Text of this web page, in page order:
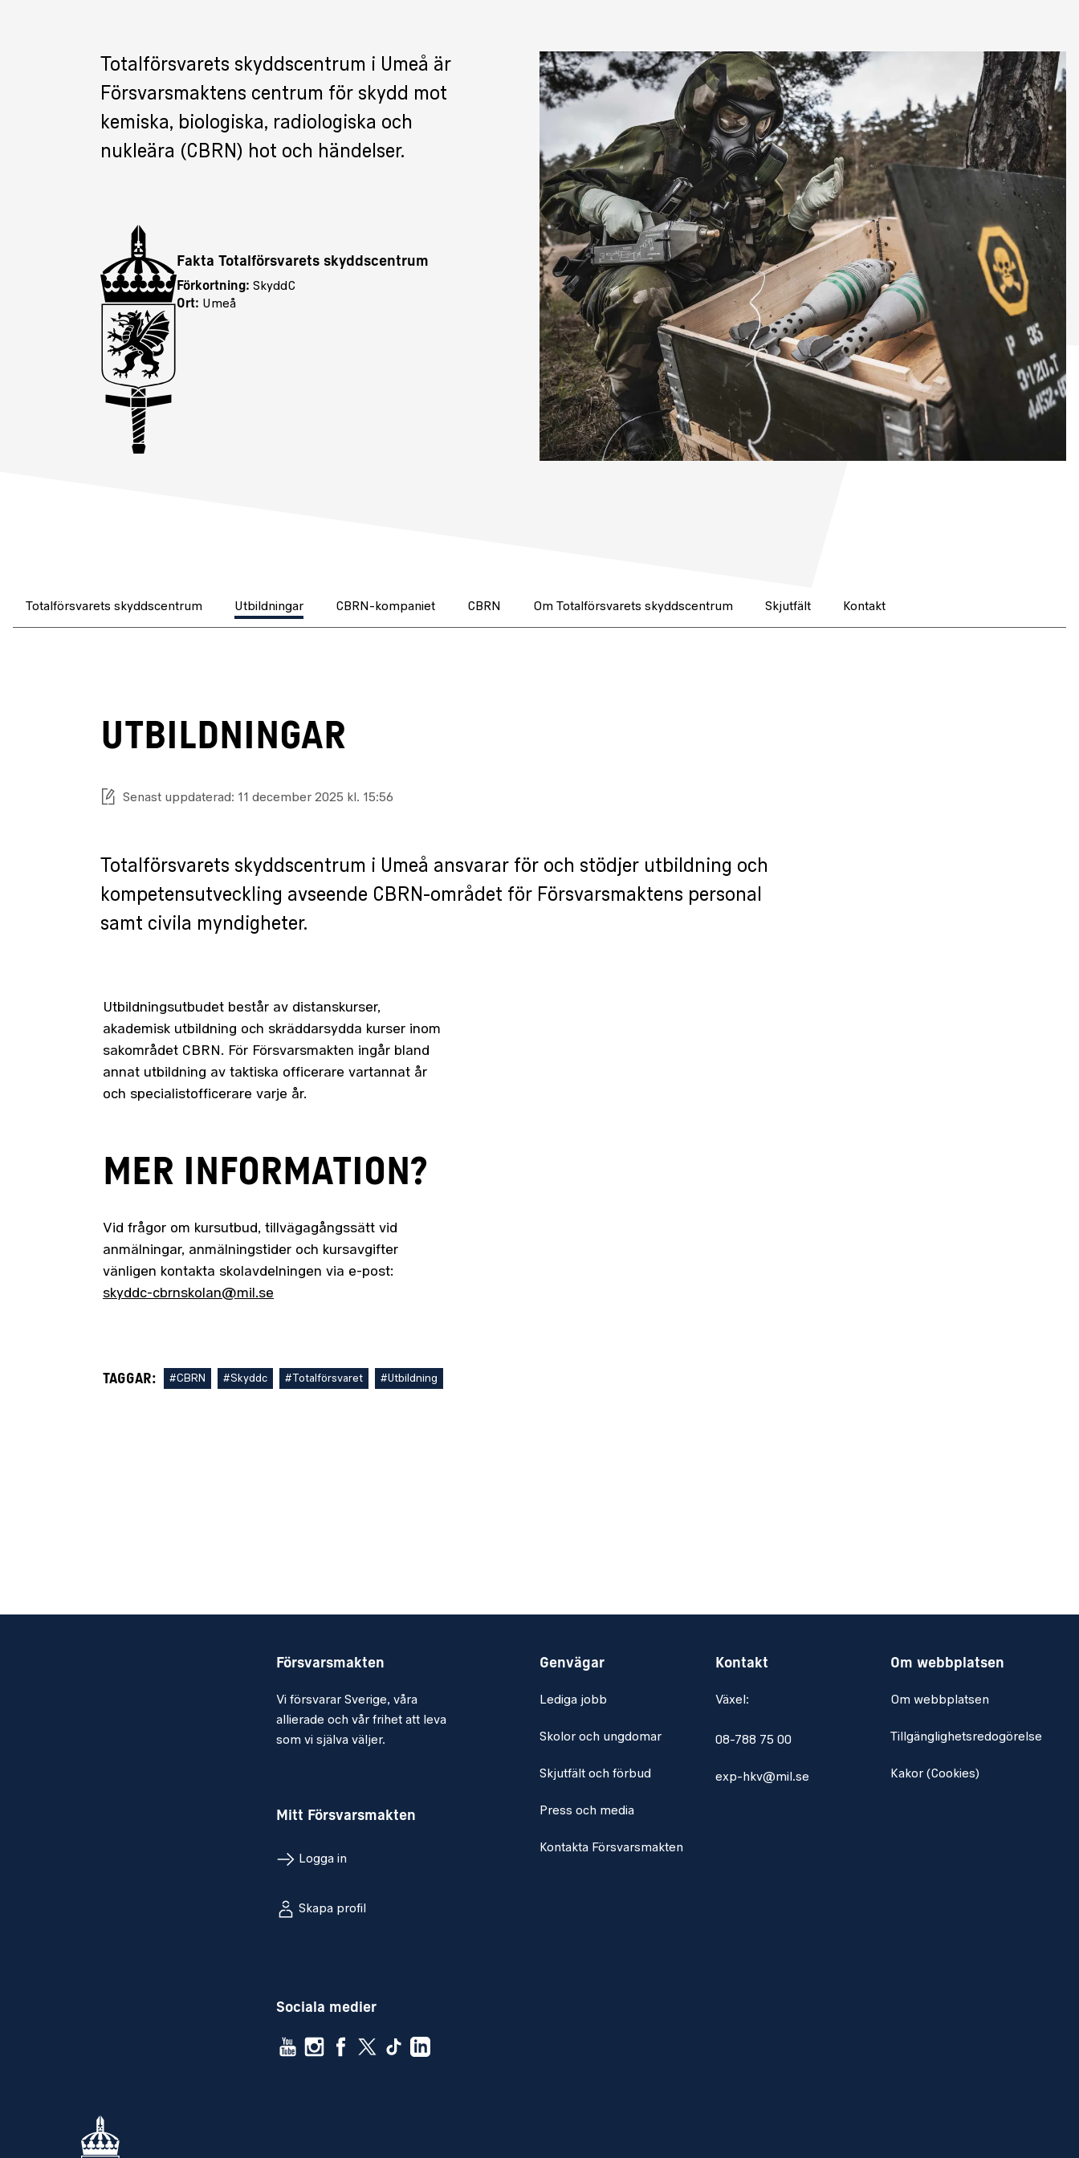
Totalförsvarets skyddscentrum i Umeå är
Försvarsmaktens centrum för skydd mot
kemiska, biologiska, radiologiska och
nukleära (CBRN) hot och händelser.
Fakta Totalförsvarets skyddscentrum
Förkortning: SkyddC
Ort: Umeå
Totalförsvarets skyddscentrum Utbildningar CBRN-kompaniet CBRN Om Totalförsvarets skyddscentrum Skjutfält Kontakt
UTBILDNINGAR
Senast uppdaterad: 11 december 2025 kl. 15:56
Totalförsvarets skyddscentrum i Umeå ansvarar för och stödjer utbildning och
kompetensutveckling avseende CBRN-området för Försvarsmaktens personal
samt civila myndigheter.
Utbildningsutbudet består av distanskurser,
akademisk utbildning och skräddarsydda kurser inom
sakområdet CBRN. För Försvarsmakten ingår bland
annat utbildning av taktiska officerare vartannat år
och specialistofficerare varje år.
MER INFORMATION?
Vid frågor om kursutbud, tillvägagångssätt vid
anmälningar, anmälningstider och kursavgifter
vänligen kontakta skolavdelningen via e-post:
skyddc-cbrnskolan@mil.se
TAGGAR: #CBRN #Skyddc #Totalförsvaret #Utbildning
Försvarsmakten
Vi försvarar Sverige, våra
allierade och vår frihet att leva
som vi själva väljer.
Mitt Försvarsmakten
Logga in
Skapa profil
Sociala medier
Genvägar
Lediga jobb
Skolor och ungdomar
Skjutfält och förbud
Press och media
Kontakta Försvarsmakten
Kontakt
Växel:
08-788 75 00
exp-hkv@mil.se
Om webbplatsen
Om webbplatsen
Tillgänglighetsredogörelse
Kakor (Cookies)